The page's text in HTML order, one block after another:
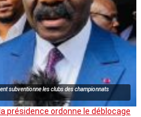
subventionne les clubs des championnats
présidence ordonne le déblocage